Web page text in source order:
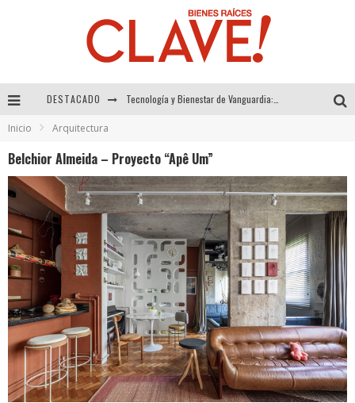
DESTACADO Sector Inmobiliario – recuperación a paso firme
Tecnología y Bienestar de Vanguardia: El Inodoro Inteligente Neotech de FV.
Inicio Arquitectura
Belchior Almeida – Proyecto “Apê Um”